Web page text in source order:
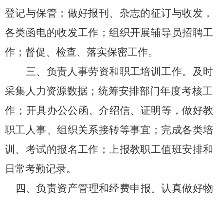
登记与保管 ； 做好报刊、杂志的征订与收发，
各类函电的收发工作；组织开展辅导员招聘工
作；督促、检查、落实保密工作。
三、负责人事劳资和职工培训工作。
及时
采集人力资源数据 ； 统筹安排部门年度考核工
作 ； 开具办公公函、介绍信、证明等 ，做好教
职工 人事、组织关系接转等事宜 ；完成各类培
训、 考试的报名工作 ；上报教职工值班安排和
日常考勤记录。
四、负责资产管理和经费申报。认真做好物